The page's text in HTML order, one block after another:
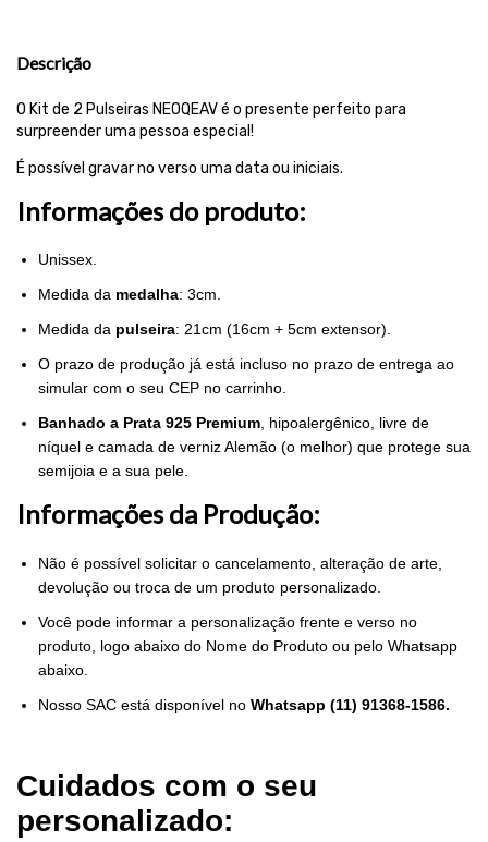
Descrição
O Kit de 2 Pulseiras NEOQEAV é o presente perfeito para
surpreender uma pessoa especial!
É possível gravar no verso uma data ou iniciais.
Informações do produto:
Unissex.
Medida da medalha: 3cm.
Medida da pulseira: 21cm (16cm + 5cm extensor).
O prazo de produção já está incluso no prazo de entrega ao
simular com o seu CEP no carrinho.
Banhado a Prata 925 Premium, hipoalergênico, livre de
níquel e camada de verniz Alemão (o melhor) que protege sua
semijoia e a sua pele.
Informações da Produção:
Não é possível solicitar o cancelamento, alteração de arte,
devolução ou troca de um produto personalizado.
Você pode informar a personalização frente e verso no
produto, logo abaixo do Nome do Produto ou pelo Whatsapp
abaixo.
Nosso SAC está disponível no Whatsapp (11) 91368-1586.
Cuidados com o seu
personalizado: